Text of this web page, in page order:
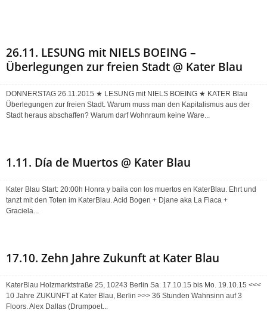
26.11. LESUNG mit NIELS BOEING –
Überlegungen zur freien Stadt @ Kater Blau
DONNERSTAG 26.11.2015 ★ LESUNG mit NIELS BOEING ★ KATER Blau
Überlegungen zur freien Stadt. Warum muss man den Kapitalismus aus der
Stadt heraus abschaffen? Warum darf Wohnraum keine Ware...
1.11. Día de Muertos @ Kater Blau
Kater Blau Start: 20:00h Honra y baila con los muertos en KaterBlau. Ehrt und
tanzt mit den Toten im KaterBlau. Acid Bogen + Djane aka La Flaca +
Graciela...
17.10. Zehn Jahre Zukunft at Kater Blau
KaterBlau Holzmarktstraße 25, 10243 Berlin Sa. 17.10.15 bis Mo. 19.10.15 <<<
10 Jahre ZUKUNFT at Kater Blau, Berlin >>> 36 Stunden Wahnsinn auf 3
Floors. Alex Dallas (Drumpoet...